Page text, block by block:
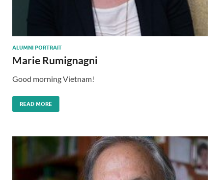
ALUMNI PORTRAIT
Marie Rumignagni
Good morning Vietnam!
READ MORE